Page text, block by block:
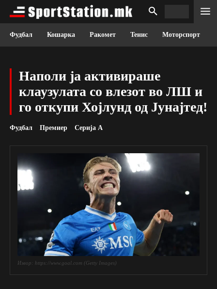
Фудбал Кошарка Ракомет Тенис Моторспорт
Наполи ја активираше
клаузулата со влезот во ЛШ и
го откупи Хојлунд од Јунајтед!
Фудбал Премиер Серија А
Извор: https://www.goal.com (Getty Images)